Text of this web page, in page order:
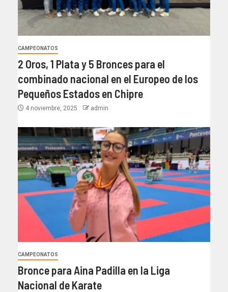
CAMPEONATOS
2 Oros, 1 Plata y 5 Bronces para el
combinado nacional en el Europeo de los
Pequeños Estados en Chipre
4 noviembre, 2025 admin
CAMPEONATOS
Bronce para Aina Padilla en la Liga
Nacional de Karate